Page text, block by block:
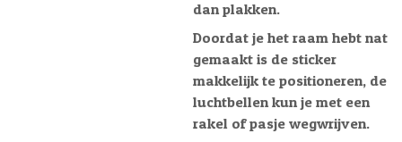
dan plakken.
Doordat je het raam hebt nat
gemaakt is de sticker
makkelijk te positioneren, de
luchtbellen kun je met een
rakel of pasje wegwrijven.